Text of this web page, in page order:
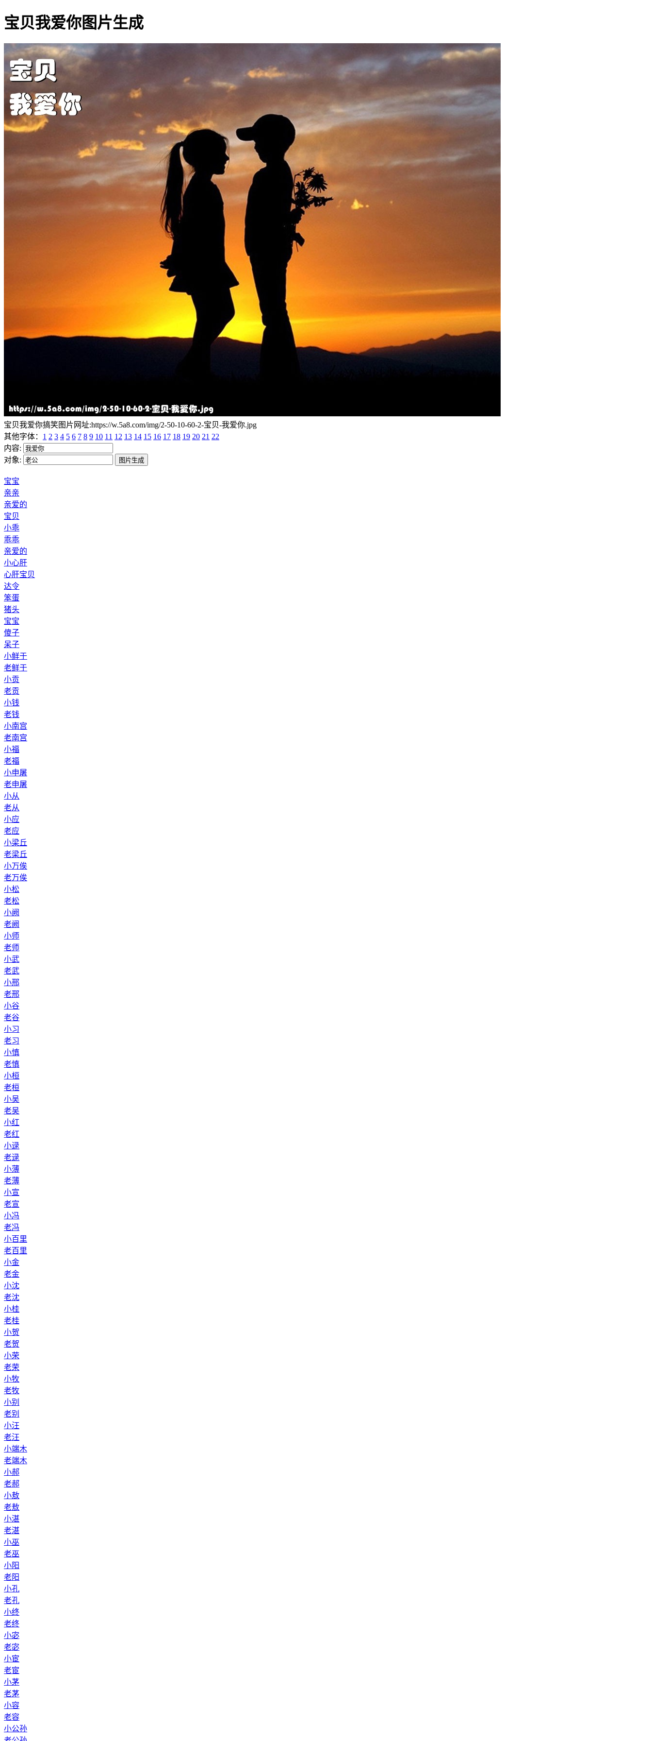
宝贝我爱你图片生成
宝贝我爱你搞笑图片网址:https://w.5a8.com/img/2-50-10-60-2-宝贝-我爱你.jpg
其他字体： 1 2 3 4 5 6 7 8 9 10 11 12 13 14 15 16 17 18 19 20 21 22
内容:
对象:
宝宝
亲亲
亲爱的
宝贝
小乖
乖乖
亲爱的
小心肝
心肝宝贝
达令
笨蛋
猪头
宝宝
傻子
呆子
小鲜于
老鲜于
小贡
老贡
小钱
老钱
小南宫
老南宫
小福
老福
小申屠
老申屠
小从
老从
小应
老应
小梁丘
老梁丘
小万俟
老万俟
小松
老松
小阙
老阙
小师
老师
小武
老武
小邢
老邢
小谷
老谷
小习
老习
小慎
老慎
小桓
老桓
小吴
老吴
小红
老红
小逯
老逯
小薄
老薄
小宣
老宣
小冯
老冯
小百里
老百里
小金
老金
小沈
老沈
小桂
老桂
小贺
老贺
小荣
老荣
小牧
老牧
小别
老别
小汪
老汪
小端木
老端木
小郝
老郝
小敖
老敖
小湛
老湛
小巫
老巫
小阳
老阳
小孔
老孔
小终
老终
小宓
老宓
小宦
老宦
小茅
老茅
小容
老容
小公孙